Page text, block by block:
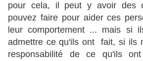
pour cela, il peut y avoir des
pouvez faire pour aider ces
leur comportement ... mais si
admettre ce qu'ils ont fait, si ils
responsabilité de ce qu'ils